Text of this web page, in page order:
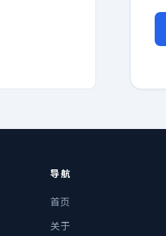
导航
首页
关于